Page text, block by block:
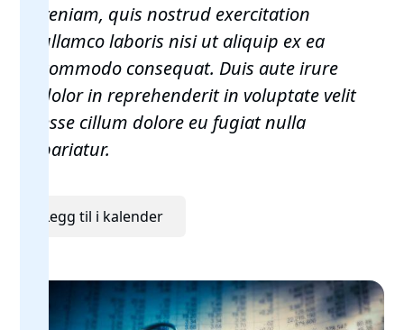
veniam, quis nostrud exercitation
ullamco laboris nisi ut aliquip ex ea
commodo consequat. Duis aute irure
dolor in reprehenderit in voluptate velit
esse cillum dolore eu fugiat nulla
pariatur.
Legg til i kalender